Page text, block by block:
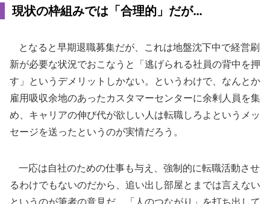
現状の枠組みでは「合理的」だが…
となると早期退職募集だが、これは地盤沈下中で経営刷
新が必要な状況でおこなうと「逃げられる社員の背中を押
す」というデメリットしかない。というわけで、なんとか
雇用吸収余地のあったカスタマーセンターに余剰人員を集
め、キャリアの伸び代が欲しい人は転職しろよというメッ
セージを送ったというのが実情だろう。
一応は自社のための仕事も与え、強制的に転職活動させ
るわけでもないのだから、追い出し部屋とまでは言えない
というのが筆者の意見だ。「人のつながり」を打ち出して